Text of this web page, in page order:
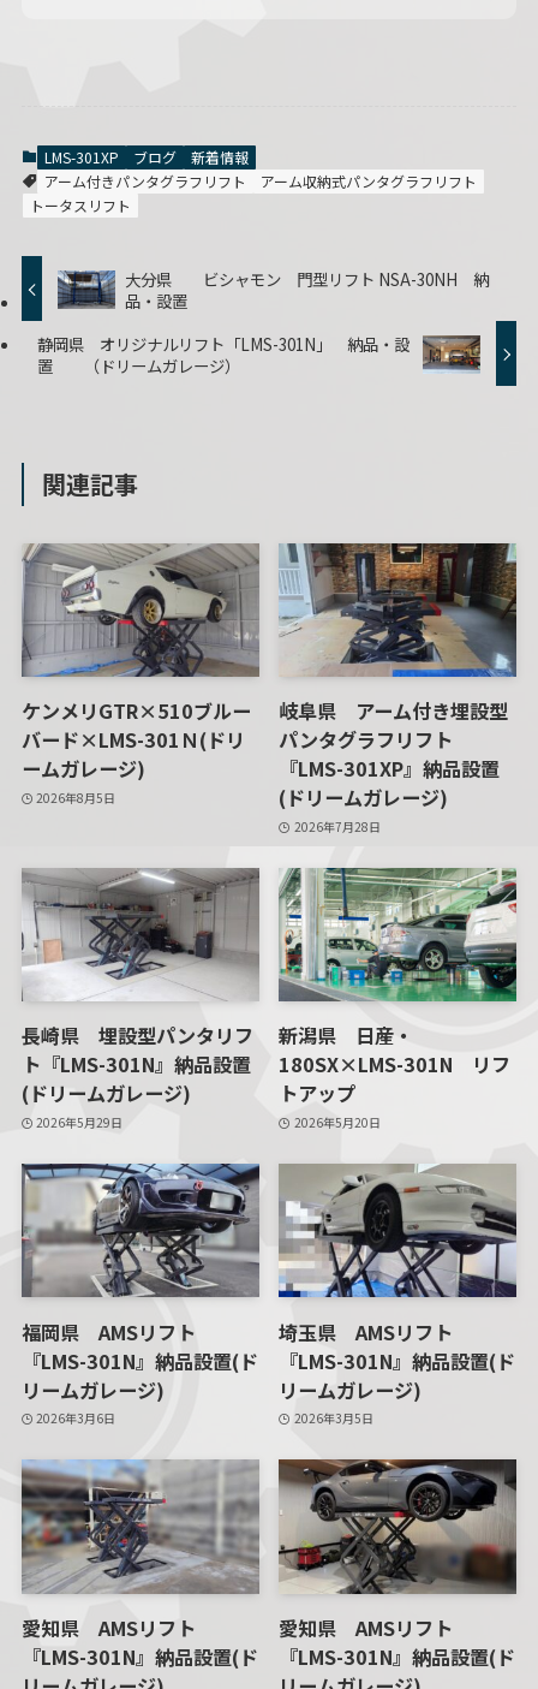
LMS-301XP ブログ
新着情報
アーム付きパンタグラフリフト
アーム収納式パンタグラフリフト
トータスリフト
大分県 ビシャモン 門型リフト NSA-30NH 納
品・設置
静岡県 オリジナルリフト「LMS-301N」 納品・設
置 （ドリームガレージ）
関連記事
ケンメリGTR×510ブルー
バード×LMS-301Ｎ(ドリ
ームガレージ)
2026年8月5日
岐阜県 アーム付き埋設型
パンタグラフリフト
『LMS-301XP』納品設置
(ドリームガレージ)
2026年7月28日
長崎県 埋設型パンタリフ
ト『LMS-301N』納品設置
(ドリームガレージ)
2026年5月29日
新潟県 日産・
180SX×LMS-301N リフ
トアップ
2026年5月20日
福岡県 AMSリフト
『LMS-301N』納品設置(ド
リームガレージ)
2026年3月6日
埼玉県 AMSリフト
『LMS-301N』納品設置(ド
リームガレージ)
2026年3月5日
愛知県 AMSリフト
『LMS-301N』納品設置(ド
愛知県 AMSリフト
『LMS-301N』納品設置(ド